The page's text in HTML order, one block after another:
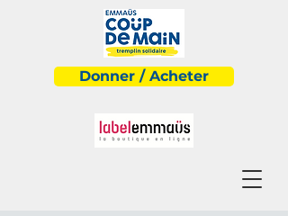
Donner / Acheter